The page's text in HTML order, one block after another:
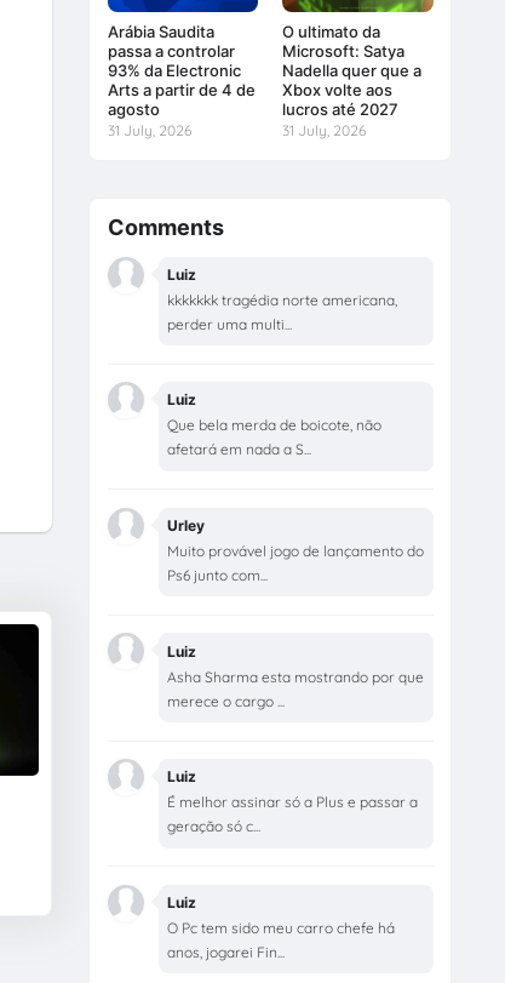
Arábia Saudita
passa a controlar
93% da Electronic
Arts a partir de 4 de
agosto
31 July, 2026
O ultimato da
Microsoft: Satya
Nadella quer que a
Xbox volte aos
lucros até 2027
31 July, 2026
Comments
Luiz
kkkkkkk tragédia norte americana,
perder uma multi...
Luiz
Que bela merda de boicote, não
afetará em nada a S...
Urley
Muito provável jogo de lançamento do
Ps6 junto com...
Luiz
Asha Sharma esta mostrando por que
merece o cargo ...
Luiz
É melhor assinar só a Plus e passar a
geração só c...
Luiz
O Pc tem sido meu carro chefe há
anos, jogarei Fin...